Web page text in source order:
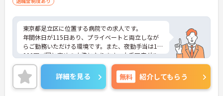
東京都足立区に位置する病院での求人です。
年間休日が115日あり、プライベートと両立しなが
らご勤務いただける環境です。また、夜勤手当は10,
000円／回と高めの水準となります。大手医療グル
ープ「葵会グループ」運営の病院となります。福利
厚生も整っておりますので安心して就業していただ
けます。
ご興味のある方はお気軽にお問い合わせ下さい。
詳細を見る 無料 紹介してもらう